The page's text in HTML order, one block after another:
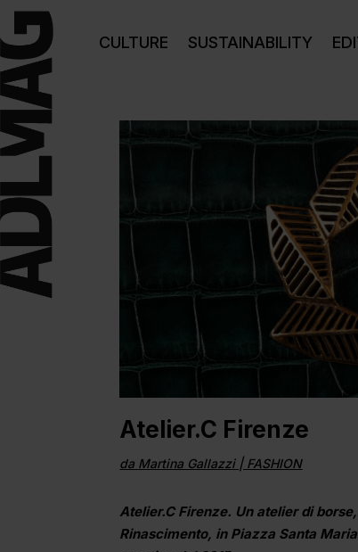
CULTURE SUSTAINABILITY
Atelier.C Firenze
da Martina Gallazzi| FASHION
Atelier.C Firenze. Un atelier di
Rinascimento, in Piazza Santa